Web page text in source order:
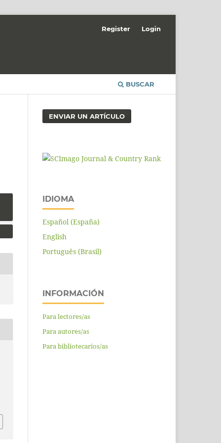
BUSCAR
Register Login
ENVIAR UN ARTÍCULO
IDIOMA
Español (España)
English
Português (Brasil)
INFORMACIÓN
Para lectores/as
Para autores/as
Para bibliotecarios/as